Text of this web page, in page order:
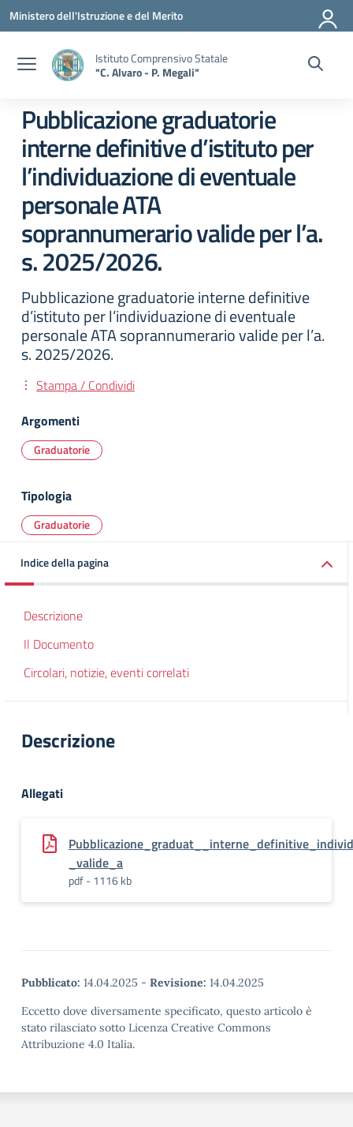
Vai ai contenuti
Vai al menu di navigazione
Vai al footer
Ministero dell'Istruzione e del Merito
Istituto Comprensivo Statale
"C. Alvaro - P. Megali"
Pubblicazione graduatorie
interne definitive d’istituto per
l’individuazione di eventuale
personale ATA
soprannumerario valide per l’a.
s. 2025/2026.
Pubblicazione graduatorie interne definitive
d’istituto per l’individuazione di eventuale
personale ATA soprannumerario valide per l’a.
s. 2025/2026.
Stampa / Condividi
Argomenti
Graduatorie
Tipologia
Graduatorie
Indice della pagina
Descrizione
Il Documento
Circolari, notizie, eventi correlati
Descrizione
Allegati
_valide_a
pdf - 1116 kb
Pubblicato: 14.04.2025 - Revisione: 14.04.2025
Eccetto dove diversamente specificato, questo articolo è
stato rilasciato sotto Licenza Creative Commons
Attribuzione 4.0 Italia.